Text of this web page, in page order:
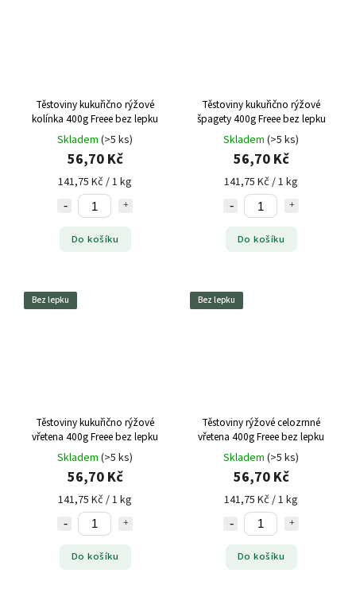
Těstoviny kukuřično rýžové
kolínka 400g Freee bez lepku
Skladem (>5 ks)
56,70 Kč
141,75 Kč / 1 kg
Do košíku
Těstoviny kukuřično rýžové
špagety 400g Freee bez lepku
Skladem (>5 ks)
56,70 Kč
141,75 Kč / 1 kg
Do košíku
Bez lepku
Těstoviny kukuřično rýžové
vřetena 400g Freee bez lepku
Skladem (>5 ks)
56,70 Kč
141,75 Kč / 1 kg
Do košíku
Bez lepku
Těstoviny rýžové celozrnné
vřetena 400g Freee bez lepku
Skladem (>5 ks)
56,70 Kč
141,75 Kč / 1 kg
Do košíku